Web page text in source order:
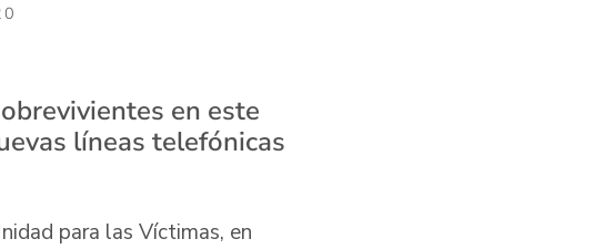
en este
líneas telefónicas
para las Víctimas, en